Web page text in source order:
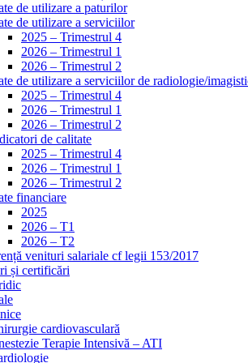
de utilizare a paturilor
de utilizare a serviciilor
2025 – Trimestrul 4
2026 – Trimestrul 1
2026 – Trimestrul 2
de utilizare a serviciilor de radiologie/
2025 – Trimestrul 4
2026 – Trimestrul 1
2026 – Trimestrul 2
de calitate
2025 – Trimestrul 4
2026 – Trimestrul 1
2026 – Trimestrul 2
financiare
2025
2026 – T1
2026 – T2
venituri salariale cf legii 153/2017
și certificări
cardiovasculară
Terapie Intensivă – ATI